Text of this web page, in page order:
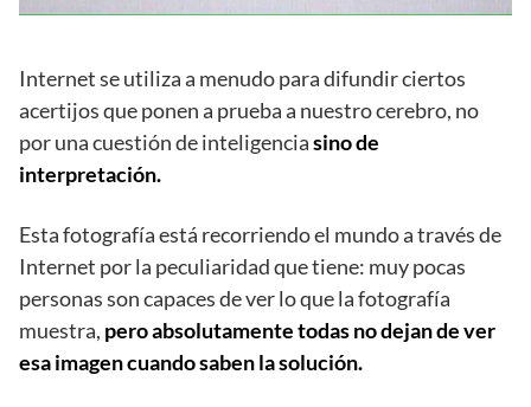
Internet se utiliza a menudo para difundir ciertos
acertijos que ponen a prueba a nuestro cerebro, no
por una cuestión de inteligenciasino de
interpretación.
Esta fotografía está recorriendo el mundo a través de
Internet por la peculiaridad que tiene: muy pocas
personas son capaces de ver lo que la fotografía
muestra, pero absolutamente todas no dejan de ver
esa imagen cuando saben la solución.